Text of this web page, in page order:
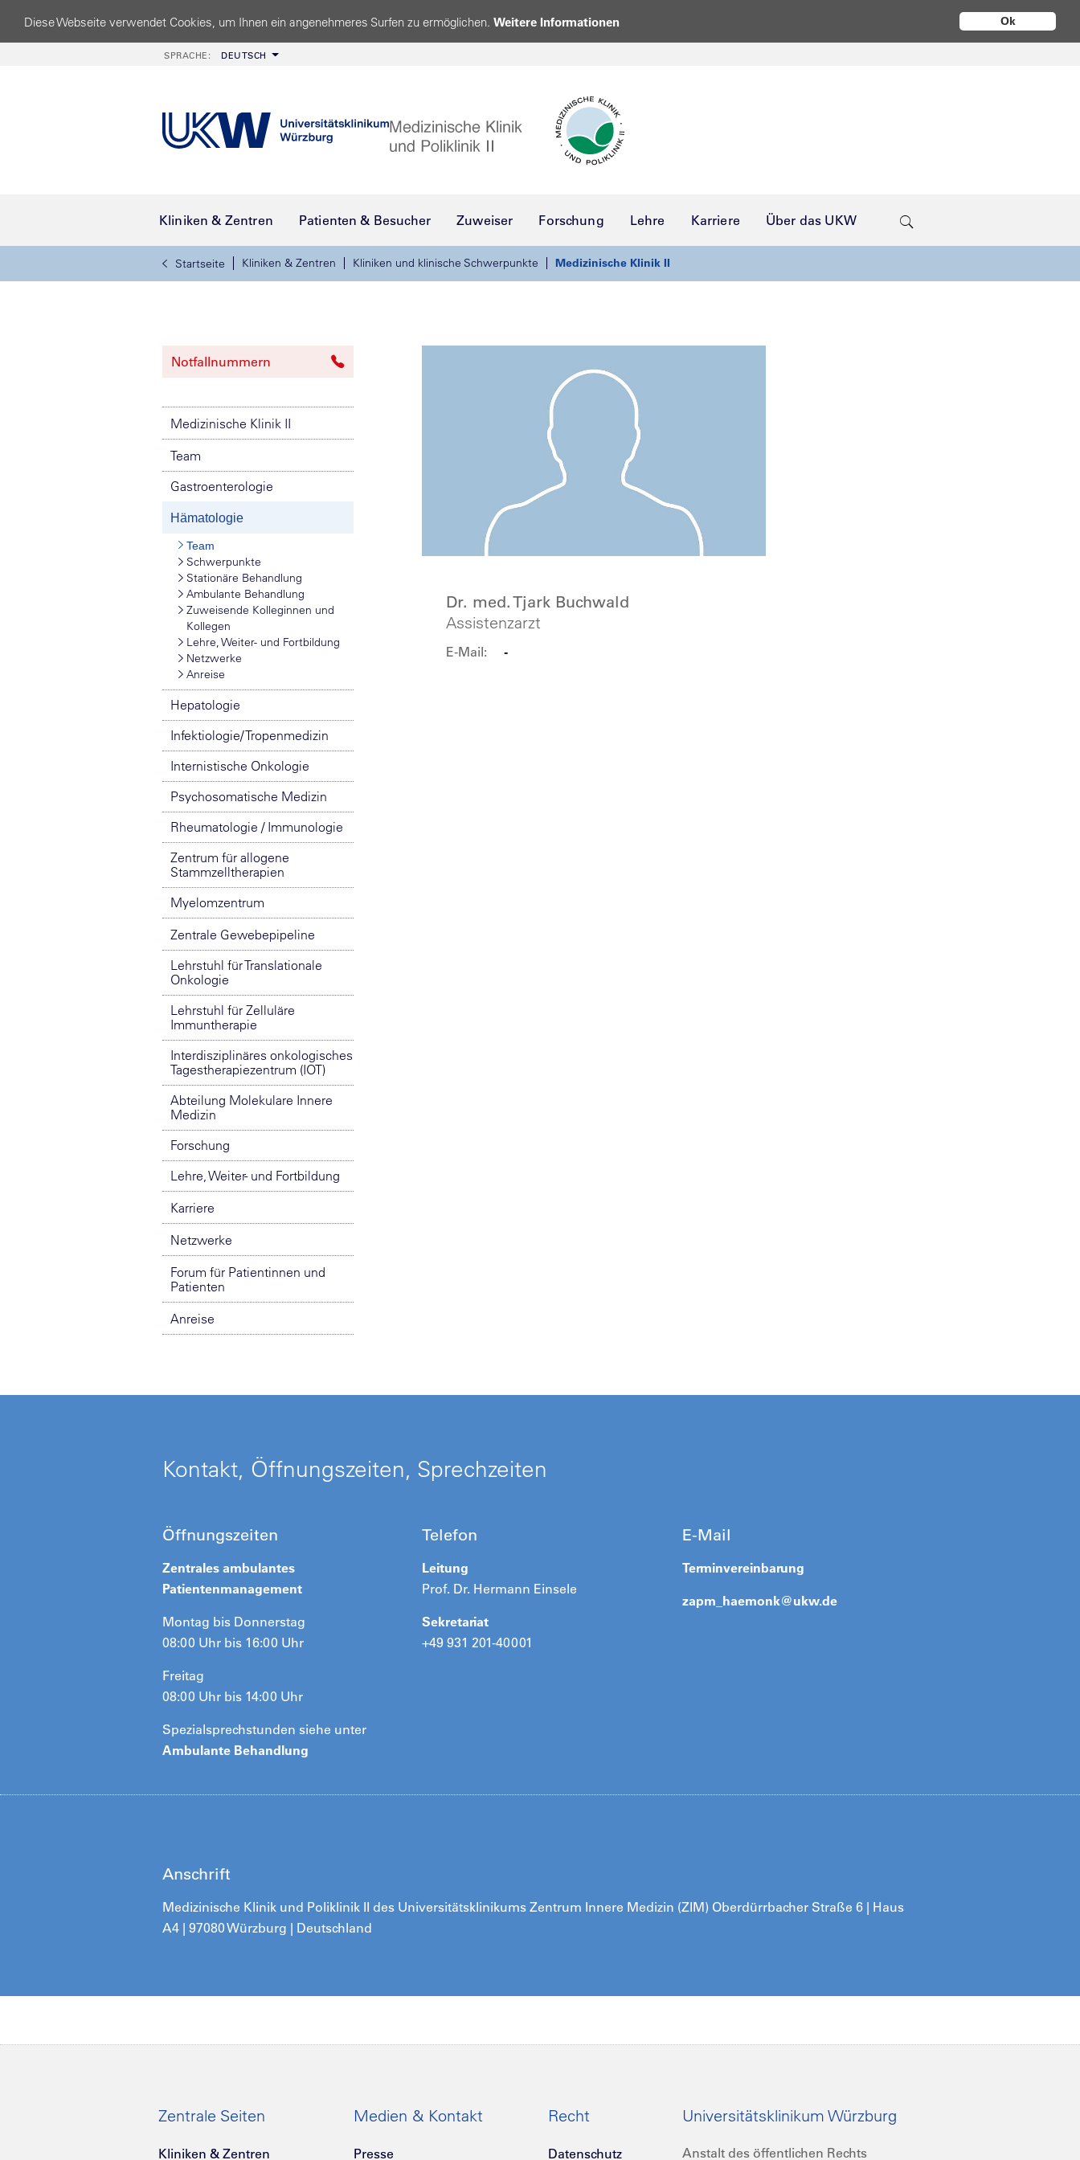
Ok
Diese Webseite verwendet Cookies, um Ihnen ein angenehmeres Surfen zu ermöglichen. Weitere Informationen
SPRACHE: DEUTSCH
Kliniken & Zentren Patienten & Besucher Zuweiser Forschung Lehre Karriere Über das UKW
Startseite Kliniken & Zentren Kliniken und klinische Schwerpunkte Medizinische Klinik II
Notfallnummern
Medizinische Klinik II
Team
Gastroenterologie
Hämatologie
Team
Schwerpunkte
Stationäre Behandlung
Ambulante Behandlung
Zuweisende Kolleginnen und
Kollegen
Lehre, Weiter- und Fortbildung
Netzwerke
Anreise
Hepatologie
Infektiologie/ Tropenmedizin
Internistische Onkologie
Psychosomatische Medizin
Rheumatologie / Immunologie
Zentrum für allogene
Stammzelltherapien
Myelomzentrum
Zentrale Gewebepipeline
Lehrstuhl für Translationale
Onkologie
Lehrstuhl für Zelluläre
Immuntherapie
Interdisziplinäres onkologisches
Tagestherapiezentrum (IOT)
Abteilung Molekulare Innere
Medizin
Forschung
Lehre, Weiter- und Fortbildung
Karriere
Netzwerke
Forum für Patientinnen und
Patienten
Anreise
Dr. med. Tjark Buchwald
Assistenzarzt
E-Mail: -
Kontakt, Öffnungszeiten, Sprechzeiten
Öffnungszeiten
Zentrales ambulantes
Patientenmanagement
Montag bis Donnerstag
08:00 Uhr bis 16:00 Uhr
Freitag
08:00 Uhr bis 14:00 Uhr
Spezialsprechstunden siehe unter
Ambulante Behandlung
Telefon
Leitung
Prof. Dr. Hermann Einsele
Sekretariat
+49 931 201-40001
E-Mail
Terminvereinbarung
zapm_haemonk@ukw.de
Anschrift
Medizinische Klinik und Poliklinik II des Universitätsklinikums Zentrum Innere Medizin (ZIM) Oberdürrbacher Straße 6 | Haus
A4 | 97080 Würzburg | Deutschland
Zentrale Seiten
Kliniken & Zentren
Medien & Kontakt
Presse
Recht
Datenschutz
Universitätsklinikum Würzburg
Anstalt des öffentlichen Rechts